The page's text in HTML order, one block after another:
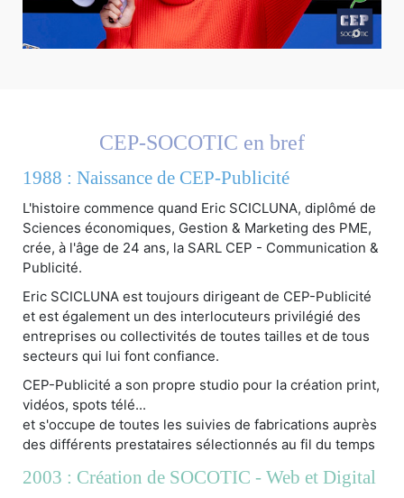
CEP-SOCOTIC en bref
1988 : Naissance de CEP-Publicité
L'histoire commence quand Eric SCICLUNA, diplômé de
Sciences économiques, Gestion & Marketing des PME,
crée, à l'âge de 24 ans, la SARL CEP - Communication &
Publicité.
Eric SCICLUNA est toujours dirigeant de CEP-Publicité
et est également un des interlocuteurs privilégié des
entreprises ou collectivités de toutes tailles et de tous
secteurs qui lui font confiance.
CEP-Publicité a son propre studio pour la création print,
vidéos, spots télé...
et s'occupe de toutes les suivies de fabrications auprès
des différents prestataires sélectionnés au fil du temps
2003 : Création de SOCOTIC - Web et Digital